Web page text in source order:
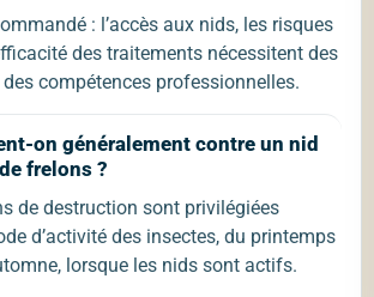
: l’accès aux nids, les risques
des traitements nécessitent des
compétences professionnelles.
on généralement contre un nid
frelons ?
de destruction sont privilégiées
d’activité des insectes, du printemps
lorsque les nids sont actifs.